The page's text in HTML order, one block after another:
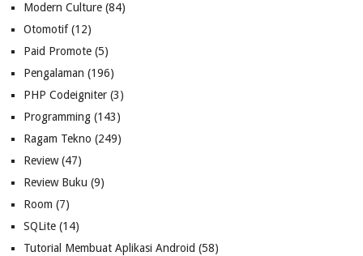
Modern Culture(84)
Otomotif(12)
Paid Promote(5)
Pengalaman (196)
PHP Codeigniter(3)
Programming(143)
Ragam Tekno (249)
Review(47)
Review Buku (9)
Room (7)
SQLite(14)
Tutorial Membuat Aplikasi Android (58)